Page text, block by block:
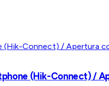
(Hik-Connect) /